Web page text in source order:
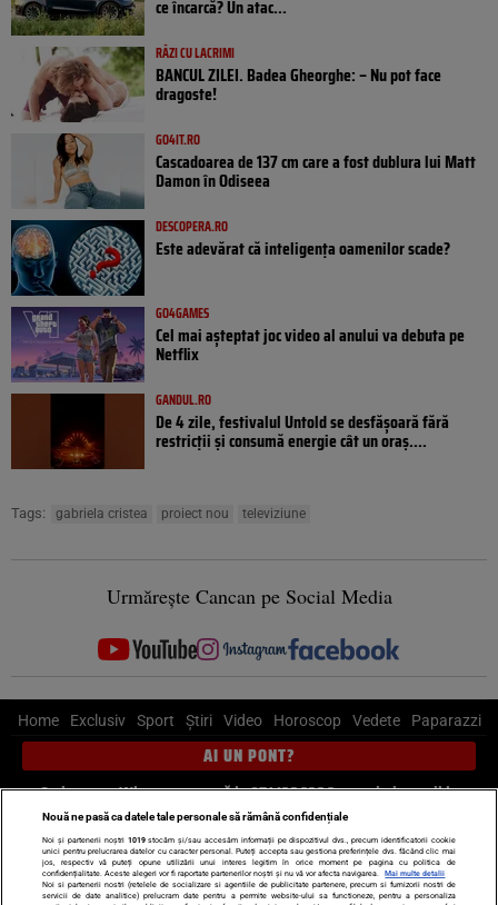
ce încarcă? Un atac...
RÂZI CU LACRIMI
BANCUL ZILEI. Badea Gheorghe: – Nu pot face
dragoste!
GO4IT.RO
Cascadoarea de 137 cm care a fost dublura lui Matt
Damon în Odiseea
DESCOPERA.RO
Este adevărat că inteligența oamenilor scade?
GO4GAMES
Cel mai așteptat joc video al anului va debuta pe
Netflix
GANDUL.RO
De 4 zile, festivalul Untold se desfășoară fără
restricții și consumă energie cât un oraș....
Tags: gabriela cristea proiect nou televiziune
Urmărește Cancan pe Social Media
Home Exclusiv Sport Știri Video Horoscop Vedete Paparazzi
AI UN PONT?
Scrie-ne pe Whatsapp, sună la 0741226226 sau trimite mail la
pont@cancan.ro
Știri interne Știri externe
Politică
Ultimele stiri
Diete Insula Iubirii Dictionar de vise LIFE STYLE
Nouă ne pasă ca datele tale personale să rămână confidențiale
Noi și partenerii noștri 1019stocăm și/sau accesăm informații pe dispozitivul dvs., precum identificatorii cookie
unici pentru prelucrarea datelor cu caracter personal. Puteți accepta sau gestiona preferințele dvs. făcând clic mai
jos, respectiv vă puteți opune utilizării unui interes legitim în orice moment pe pagina cu politica de
confidențialitate. Aceste alegeri vor fi raportate partenerilor noștri și nu vă vor afecta navigarea.
Mai multe detalii
Noi si partenerii nostri (retelele de socializare si agentiile de publicitate partenere, precum si furnizorii nostri de
servicii de date analitice) prelucram date pentru a permite website-ului sa functioneze, pentru a personaliza